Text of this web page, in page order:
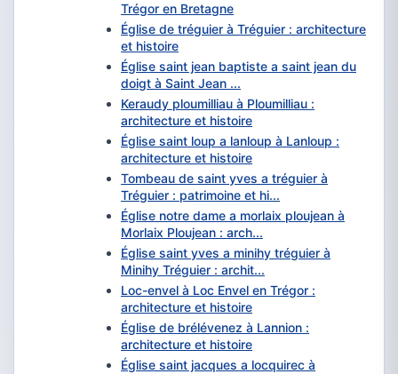
Trégor en Bretagne
Église de tréguier à Tréguier : architecture
et histoire
Église saint jean baptiste a saint jean du
doigt à Saint Jean ...
Keraudy ploumilliau à Ploumilliau :
architecture et histoire
Église saint loup a lanloup à Lanloup :
architecture et histoire
Tombeau de saint yves a tréguier à
Tréguier : patrimoine et hi...
Église notre dame a morlaix ploujean à
Morlaix Ploujean : arch...
Église saint yves a minihy tréguier à
Minihy Tréguier : archit...
Loc-envel à Loc Envel en Trégor :
architecture et histoire
Église de brélévenez à Lannion :
architecture et histoire
Église saint jacques a locquirec à